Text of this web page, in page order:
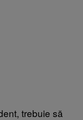
trebuie să